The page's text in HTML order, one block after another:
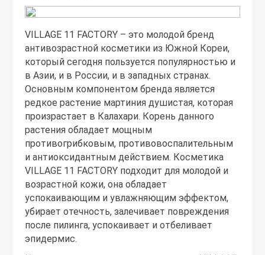
VILLAGE 11 FACTORY – это молодой бренд
антивозрастной косметики из Южной Кореи,
который сегодня пользуется популярностью и
в Азии, и в России, и в западных странах.
Основным компонентом бренда является
редкое растение мартиния душистая, которая
произрастает в Калахари. Корень данного
растения обладает мощным
противогрибковым, противовоспалительным
и антиоксидантным действием. Косметика
VILLAGE 11 FACTORY подходит для молодой и
возрастной кожи, она обладает
успокаивающим и увлажняющим эффектом,
убирает отечность, залечивает повреждения
после пилинга, успокаивает и отбеливает
эпидермис.